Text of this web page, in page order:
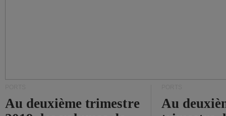
Au deuxième trimestre
Au